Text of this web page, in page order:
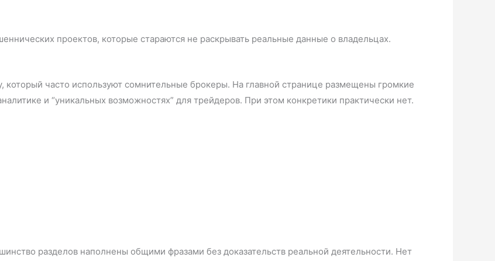
проектов, которые стараются не раскрывать реальные данные о владельцах.
часто используют сомнительные брокеры. На главной странице размещены громкие
и “уникальных возможностях” для трейдеров. При этом конкретики практически нет.
разделов наполнены общими фразами без доказательств реальной деятельности. Нет